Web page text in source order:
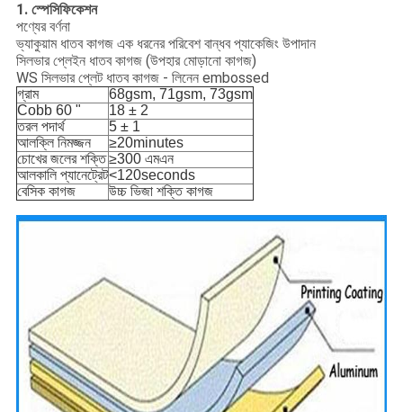
1. স্পেসিফিকেশন
পণ্যের বর্ণনা
ভ্যাকুয়াম ধাতব কাগজ এক ধরনের পরিবেশ বান্ধব প্যাকেজিং উপাদান
সিলভার প্লেইন ধাতব কাগজ (উপহার মোড়ানো কাগজ)
WS সিলভার প্লেট ধাতব কাগজ - লিনেন embossed
গ্রাম
68gsm, 71gsm, 73gsm
Cobb 60 "
18 ± 2
তরল পদার্থ
5 ± 1
আলক্লি নিমজ্জন
≥20minutes
চোখের জলের শক্তি≥300 এমএন
আলকালি প্যানেট্রেট<120seconds
বেসিক কাগজ
উচ্চ ভিজা শক্তি কাগজ